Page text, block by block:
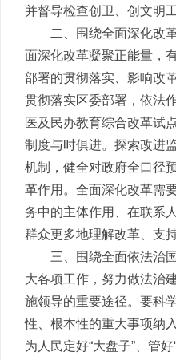
并督导检查创卫、创文明
二、围绕全面深化改
面深化改革凝聚正能量，
部署的贯彻落实、影响改
贯彻落实区委部署，依法
医及民办教育综合改革试
制度与时俱进。探索改进
机制，健全对政府全口径
革作用。全面深化改革需
务中的主体作用、在联系
群众更多地理解改革、支
三、围绕全面依法治
大各项工作，努力做法治
施领导的重要途径。要科
性、根本性的重大事项纳
为人民定好“大盘子”、管